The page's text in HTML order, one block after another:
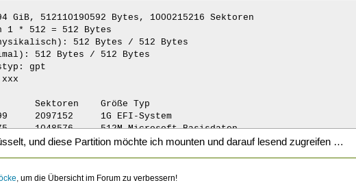
GiB, 512110190592 Bytes, 1000215216 Sektoren
1 * 512 = 512 Bytes
512 Bytes / 512 Bytes
512 Bytes / 512 Bytes
gpt
Sektoren    Größe Typ
997066752   475,4G Linux-Dateisystem
und diese Partition möchte ich mounten und darauf lesend zugreifen …
, um die Übersicht im Forum zu verbessern!